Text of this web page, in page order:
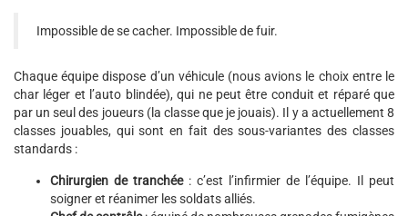
Impossible de se cacher. Impossible de fuir.
Chaque équipe dispose d’un véhicule (nous avions le choix entre le
char léger et l’auto blindée), qui ne peut être conduit et réparé que
par un seul des joueurs (la classe que je jouais). Il y a actuellement 8
classes jouables, qui sont en fait des sous-variantes des classes
standards :
Chirurgien de tranchée: c’est l’infirmier de l’équipe. Il peut
soigner et réanimer les soldats alliés.